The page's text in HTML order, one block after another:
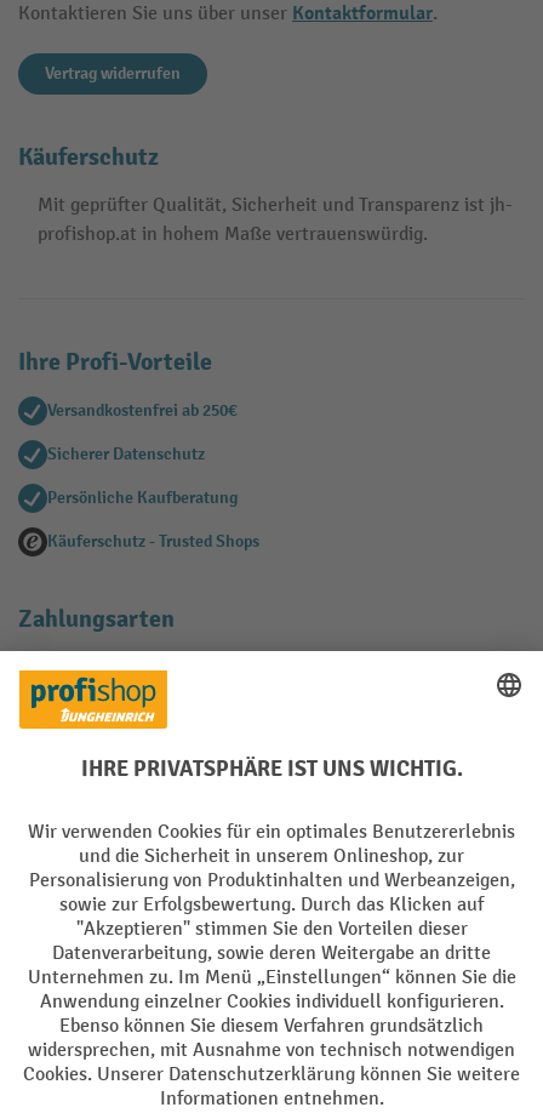
Kontaktieren Sie uns über unser Kontaktformular.
Vertrag widerrufen
Käuferschutz
Mit geprüfter Qualität, Sicherheit und Transparenz ist jh-
profishop.at in hohem Maße vertrauenswürdig.
Ihre Profi-Vorteile
Versandkostenfrei ab 250€
Sicherer Datenschutz
Persönliche Kaufberatung
Käuferschutz - Trusted Shops
Zahlungsarten
Creditcard (Master)
Facebook
YouTube
LinkedIn
Instagram
AGB Impressum Datenschutz
Barrierefreiheit Privacy Settings
Alle Preise exkl. gesetzl. Mehrwertsteuer zzgl.Versandkosten und ggf.